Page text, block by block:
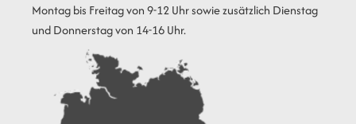
Montag bis Freitag von 9-12 Uhr sowie zusätzlich Dienstag
und Donnerstag von 14-16 Uhr.